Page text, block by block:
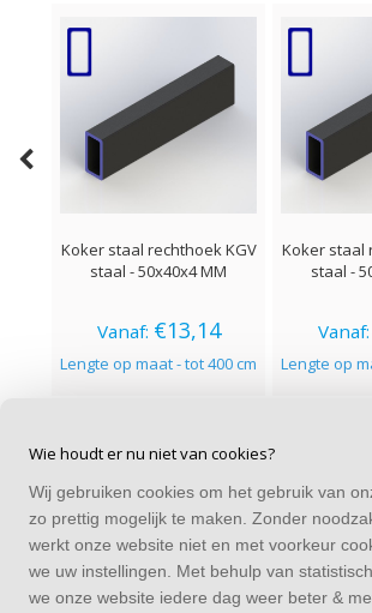
Koker staal rechthoek KGV
staal - 50x40x4 MM
Vanaf: €13,14
Lengte op maat - tot 400 cm
Koker staal
staal -
Vanaf:
Lengte op
CONTACT
Alle bedragen zijn incl. BTW
CATEGORIEËN
Wie houdt er nu niet van cookies?
Wij gebruiken cookies om het gebruik van
zo prettig mogelijk te maken. Zonder
werkt onze website niet en met voorkeur
we uw instellingen. Met behulp van
we onze website iedere dag weer beter &